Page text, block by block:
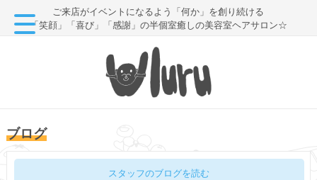
ご来店がイベントになるよう「何か」を創り続ける
「笑顔」「喜び」「感謝」の半個室癒しの美容室ヘアサロン☆
ブログ
スタッフのブログを読む